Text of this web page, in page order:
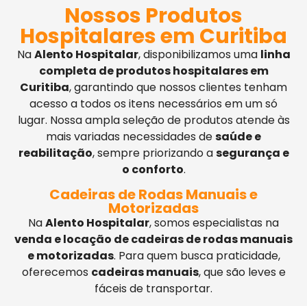
Nossos Produtos
Hospitalares em Curitiba
NaAlento Hospitalar, disponibilizamos uma linha
completa de produtos hospitalares em
Curitiba, garantindo que nossos clientes tenham
acesso a todos os itens necessários em um só
lugar. Nossa ampla seleção de produtos atende às
mais variadas necessidades desaúde e
reabilitação, sempre priorizando asegurança e
o conforto.
Cadeiras de Rodas Manuais e
Motorizadas
NaAlento Hospitalar, somos especialistas na
venda e locação de cadeiras de rodas manuais
e motorizadas. Para quem busca praticidade,
oferecemos cadeiras manuais, que são leves e
fáceis de transportar.